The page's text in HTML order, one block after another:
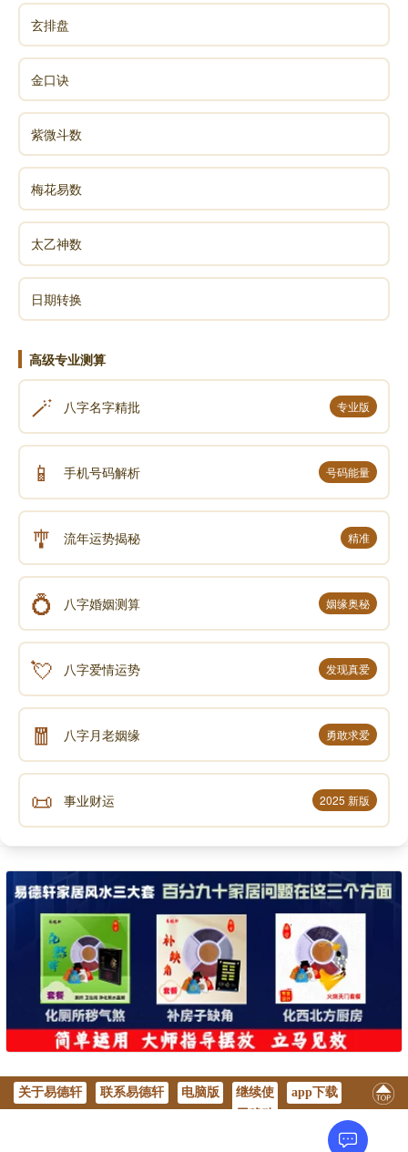
玄排盘
金口诀
紫微斗数
梅花易数
太乙神数
日期转换
高级专业测算
🪄 八字名字精批 专业版
📱 手机号码解析 号码能量
🎐 流年运势揭秘 精准
💍 八字婚姻测算 姻缘奥秘
💘 八字爱情运势 发现真爱
🧧 八字月老姻缘 勇敢求爱
📜 事业财运 2025 新版
关于易德轩 联系易德轩 电脑版
继续使
app下载